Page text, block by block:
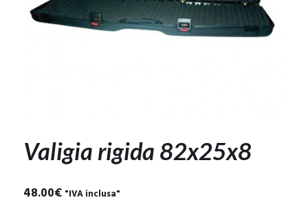
Valigia rigida 82x25x8
48.00€ "IVA inclusa"